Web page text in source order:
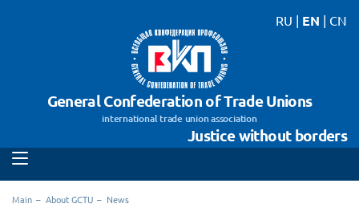
General Confederation of Trade Unions
international trade union association
Justice without borders
RU | EN | CN
Main About GCTU News